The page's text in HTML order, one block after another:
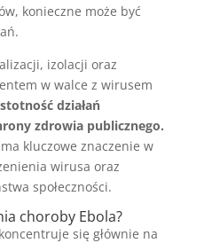
konieczne może być
izolacji oraz
w walce z wirusem
działań
zdrowia publicznego.
kluczowe znaczenie w
wirusa oraz
społeczności.
choroby Ebola?
się głównie na